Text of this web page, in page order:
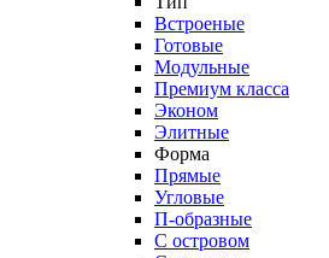
Встроеные
Готовые
Модульные
Премиум класса
Эконом
Элитные
Форма
Прямые
Угловые
П-образные
С островом